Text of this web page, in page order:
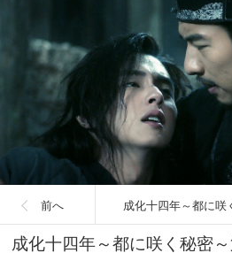
前へ 成化十四年～都に咲
成化十四年～都に咲く秘密～